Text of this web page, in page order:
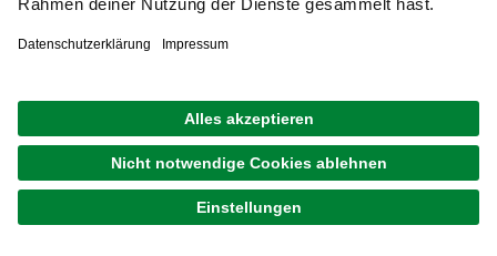
Stare: 30 mm
Tauben: 50 mm